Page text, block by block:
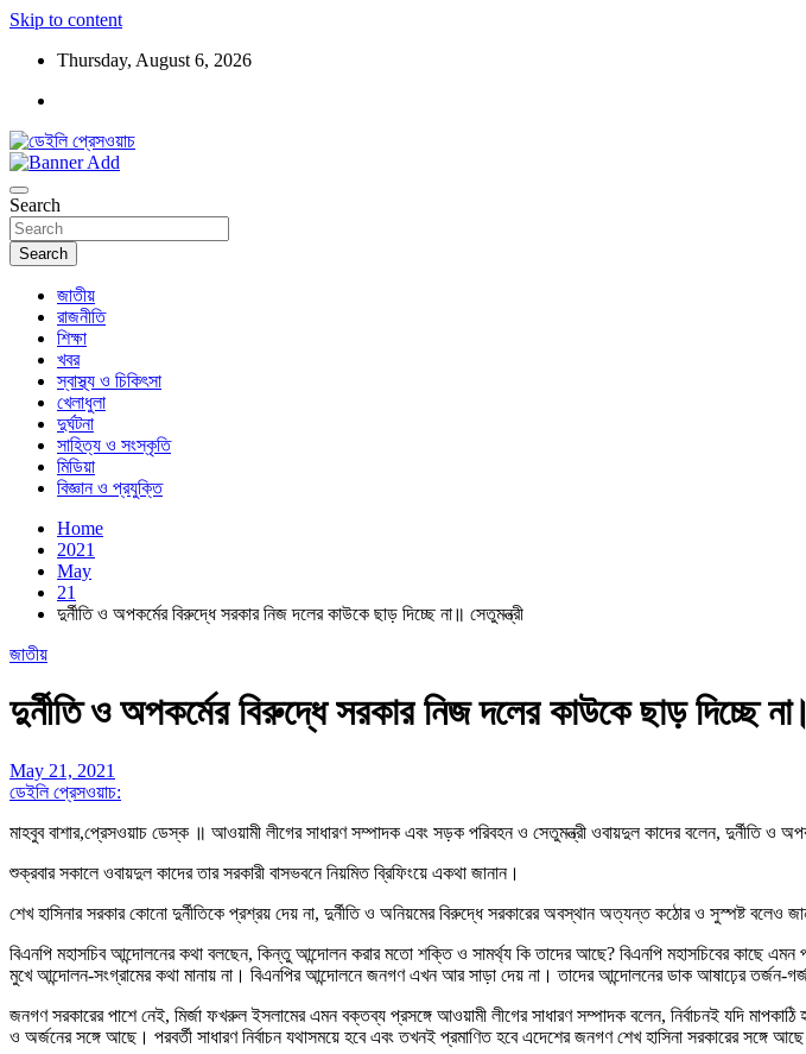
Skip to content
Thursday, August 6, 2026
ডেইলি প্রেসওয়াচ
Search
Search
জাতীয়
রাজনীতি
শিক্ষা
খবর
স্বাস্থ্য ও চিকিৎসা
খেলাধুলা
দুর্ঘটনা
সাহিত্য ও সংস্কৃতি
মিডিয়া
বিজ্ঞান ও প্রযুক্তি
Home
2021
May
21
দুর্নীতি ও অপকর্মের বিরুদ্ধে সরকার নিজ দলের কাউকে ছাড় দিচ্ছে না॥ সেতুমন্ত্রী
জাতীয়
দুর্নীতি ও অপকর্মের বিরুদ্ধে সরকার নিজ দলের কাউকে ছাড় দিচ্ছে
May 21, 2021
ডেইলি প্রেসওয়াচ:
মাহবুব বাশার,প্রেসওয়াচ ডেস্ক ॥ আওয়ামী লীগের সাধারণ সম্পাদক এবং সড়ক পরিবহন ও সেতুমন্ত্রী ওবায়দুল কাদের বলেন, দুর্নীতি ও
শুক্রবার সকালে ওবায়দুল কাদের তার সরকারী বাসভবনে নিয়মিত ব্রিফিংয়ে একথা জানান।
শেখ হাসিনার সরকার কোনো দুর্নীতিকে প্রশ্রয় দেয় না, দুর্নীতি ও অনিয়মের বিরুদ্ধে সরকারের অবস্থান অত্যন্ত কঠোর ও সুস্পষ্ট বলেও
বিএনপি মহাসচিব আন্দোলনের কথা বলছেন, কিন্তু আন্দোলন করার মতো শক্তি ও সামর্থ্য কি তাদের আছে? বিএনপি মহাসচিবের কাছে এমন
মুখে আন্দোলন-সংগ্রামের কথা মানায় না। বিএনপির আন্দোলনে জনগণ এখন আর সাড়া দেয় না। তাদের আন্দোলনের ডাক আষাঢ়ের তর্জন-
জনগণ সরকারের পাশে নেই, মির্জা ফখরুল ইসলামের এমন বক্তব্য প্রসঙ্গে আওয়ামী লীগের সাধারণ সম্পাদক বলেন, নির্বাচনই যদি
ও অর্জনের সঙ্গে আছে। পরবর্তী সাধারণ নির্বাচন যথাসময়ে হবে এবং তখনই প্রমাণিত হবে এদেশের জনগণ শেখ হাসিনা সরকারের সঙ্গে